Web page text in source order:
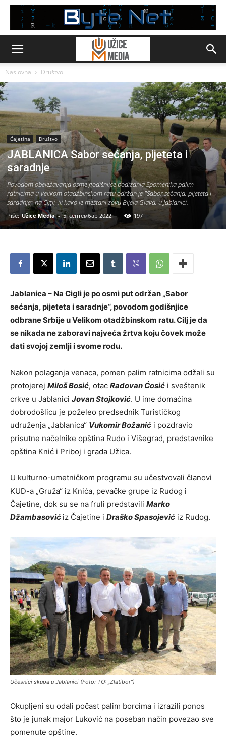
Naslovna Društvo
Čajetina Društvo
JABLANICA Sabor sećanja, pijeteta i
saradnje
Povodom obeležavanja osme godišnjice podizanja Spomenika palim
ratnicima u Velikom otadžbinskom ratu održan je "Sabor sećanja, pijeteta i
saradnje" na Cigli, ili kako je meštani zovu Bijela Glava, u Jablanici.
Piše: Užice Media - 5. септембар 2022. 197
Jablanica – Na Cigli je po osmi put održan „Sabor
sećanja, pijeteta i saradnje“, povodom godišnjice
odbrane Srbije u Velikom otadžbinskom ratu. Cilj je da
se nikada ne zaboravi najveća žrtva koju čovek može
dati svojoj zemlji i svome rodu.
Nakon polaganja venaca, pomen palim ratnicima odžali su
protojerej Miloš Bosić, otac Radovan Ćosić i sveštenik
crkve u Jablanici Jovan Stojković. U ime domaćina
dobrodošlicu je poželeo predsednik Turističkog
udruženja „Jablanica“ Vukomir Božanić i pozdravio
prisutne načelnike opština Rudo i Višegrad, predstavnike
opština Knić i Priboj i grada Užica.
U kulturno-umetničkom programu su učestvovali članovi
KUD-a „Gruža“ iz Knića, pevačke grupe iz Rudog i
Čajetine, dok su se na fruli predstavili Marko
Džambasović iz Čajetine i Draško Spasojević iz Rudog.
Učesnici skupa u Jablanici (Foto: TO: „Zlatibor“)
Okupljeni su odali počast palim borcima i izrazili ponos
što je junak major Luković na poseban način povezao sve
pomenute opštine.